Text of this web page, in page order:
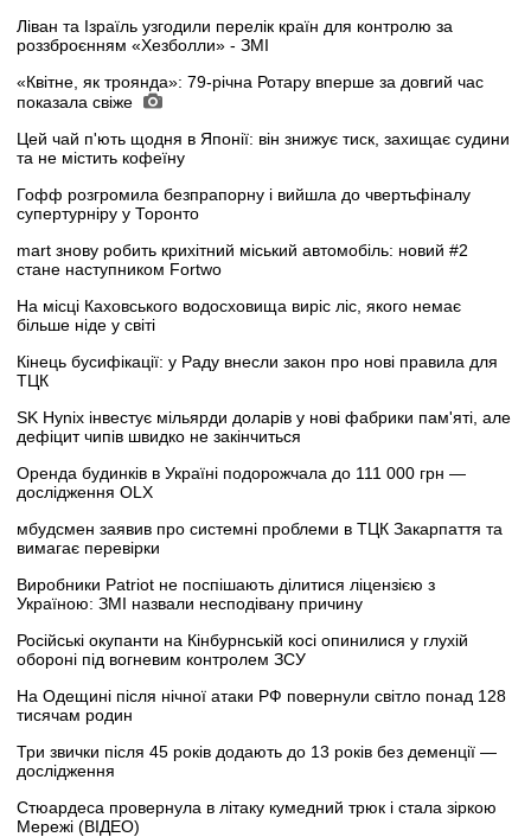
Ліван та Ізраїль узгодили перелік країн для контролю за
роззброєнням «Хезболли» - ЗМІ
«Квітне, як троянда»: 79-річна Ротару вперше за довгий час
показала свіже
Цей чай п'ють щодня в Японії: він знижує тиск, захищає судини
та не містить кофеїну
Гофф розгромила безпрапорну і вийшла до чвертьфіналу
супертурніру у Торонто
mart знову робить крихітний міський автомобіль: новий #2
стане наступником Fortwo
На місці Каховського водосховища виріс ліс, якого немає
більше ніде у світі
Кінець бусифікації: у Раду внесли закон про нові правила для
ТЦК
SK Hynix інвестує мільярди доларів у нові фабрики пам'яті, але
дефіцит чипів швидко не закінчиться
Оренда будинків в Україні подорожчала до 111 000 грн —
дослідження OLX
мбудсмен заявив про системні проблеми в ТЦК Закарпаття та
вимагає перевірки
Виробники Patriot не поспішають ділитися ліцензією з
Україною: ЗМІ назвали несподівану причину
Російські окупанти на Кінбурнській косі опинилися у глухій
обороні під вогневим контролем ЗСУ
На Одещині після нічної атаки РФ повернули світло понад 128
тисячам родин
Три звички після 45 років додають до 13 років без деменції —
дослідження
Стюардеса провернула в літаку кумедний трюк і стала зіркою
Мережі (ВІДЕО)